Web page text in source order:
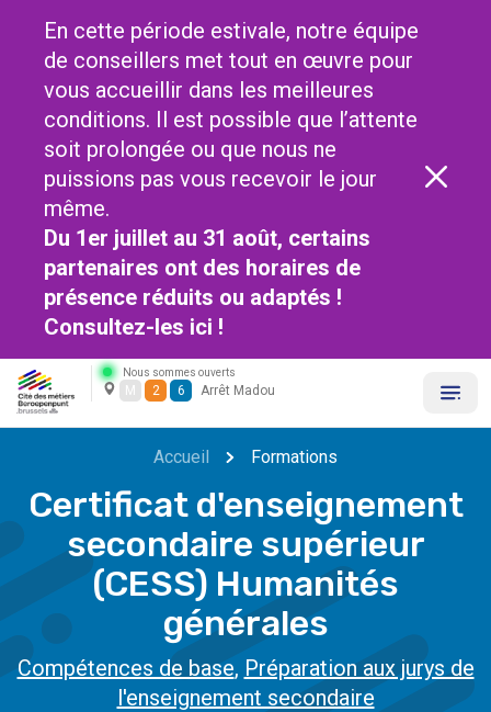
En cette période estivale, notre équipe
de conseillers met tout en œuvre pour
vous accueillir dans les meilleures
conditions. Il est possible que l’attente
soit prolongée ou que nous ne
puissions pas vous recevoir le jour
même.
Du 1er juillet au 31 août, certains
partenaires ont des horaires de
présence réduits ou adaptés !
Consultez-les ici !
Nous sommes ouverts
M 2 6 Arrêt Madou
Accueil Formations
Certificat d'enseignement
secondaire supérieur
(CESS) Humanités
générales
Compétences de base, Préparation aux jurys de
l'enseignement secondaire